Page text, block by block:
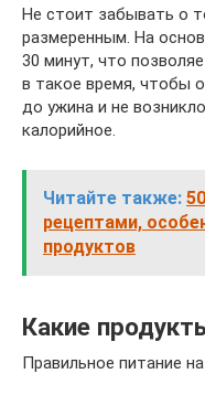
Не стоит забывать о
размеренным. На
30 минут, что
в такое время, чтобы
до ужина и не
калорийное.
Читайте также:
рецептами,
продуктов
Какие
Правильное питание